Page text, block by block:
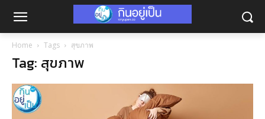
Home Tags สุขภาพ
Tag: สุขภาพ